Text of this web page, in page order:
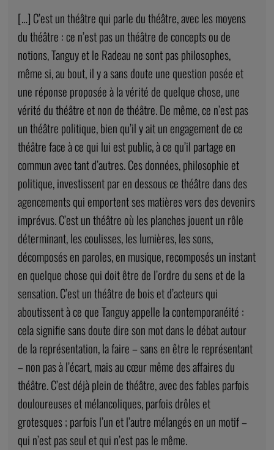
[…] C’est un théâtre qui parle du théâtre, avec les moyens
du théâtre : ce n’est pas un théâtre de concepts ou de
notions, Tanguy et le Radeau ne sont pas philosophes,
même si, au bout, il y a sans doute une question posée et
une réponse proposée à la vérité de quelque chose, une
vérité du théâtre et non de théâtre. De même, ce n’est pas
un théâtre politique, bien qu’il y ait un engagement de ce
théâtre face à ce qui lui est public, à ce qu’il partage en
commun avec tant d’autres. Ces données, philosophie et
politique, investissent par en dessous ce théâtre dans des
agencements qui emportent ses matières vers des devenirs
imprévus. C’est un théâtre où les planches jouent un rôle
déterminant, les coulisses, les lumières, les sons,
décomposés en paroles, en musique, recomposés un instant
en quelque chose qui doit être de l’ordre du sens et de la
sensation. C’est un théâtre de bois et d’acteurs qui
aboutissent à ce que Tanguy appelle la contemporanéité :
cela signifie sans doute dire son mot dans le débat autour
de la représentation, la faire – sans en être le représentant
– non pas à l’écart, mais au cœur même des affaires du
théâtre. C’est déjà plein de théâtre, avec des fables parfois
douloureuses et mélancoliques, parfois drôles et
grotesques ; parfois l’un et l’autre mélangés en un motif –
qui n’est pas seul et qui n’est pas le même.